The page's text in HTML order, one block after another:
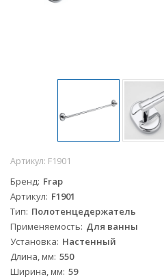
Артикул: F1901
Бренд Frap
Артикул F1901
Тип Полотенцедержатель
Применяемость Для ванны
Установка Настенный
Длина, мм 550
Ширина, мм 59